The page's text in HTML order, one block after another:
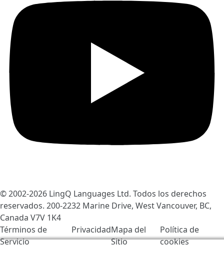
© 2002-2026 LingQ Languages Ltd. Todos los derechos
reservados. 200-2232 Marine Drive, West Vancouver, BC,
Canada V7V 1K4
Términos de
Servicio
PrivacidadMapa del
Sitio
Política de
cookies